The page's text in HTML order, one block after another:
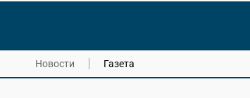
Новости Газета